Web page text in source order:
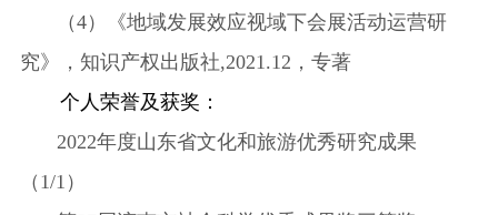
（4）《地域发展效应视域下会展活动运营研
究》，知识产权出版社,2021.12，专著
个人荣誉及获奖：
2022年度山东省文化和旅游优秀研究成果
（1/1）